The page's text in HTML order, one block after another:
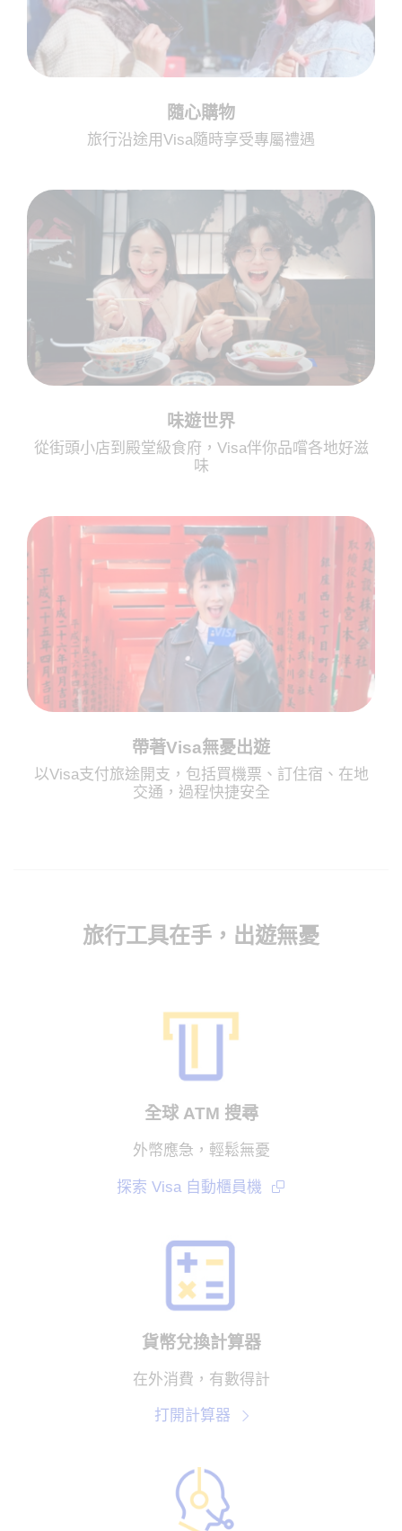
隨心購物
旅行沿途用Visa隨時享受專屬禮遇
味遊世界
從街頭小店到殿堂級食府，Visa伴你品嚐各地好滋
味
帶著Visa無憂出遊
以Visa支付旅途開支，包括買機票、訂住宿、在地
交通，過程快捷安全
旅行工具在手，出遊無憂
全球 ATM 搜尋
外幣應急，輕鬆無憂
探索 Visa 自動櫃員機
貨幣兌換計算器
在外消費，有數得計
打開計算器